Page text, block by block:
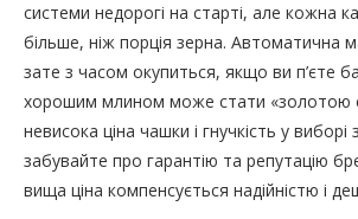
системи недорогі на старті, але кожна
більше, ніж порція зерна. Автоматична
зате з часом окупиться, якщо ви п’єте
хорошим млином може стати «золотою
невисока ціна чашки і гнучкість у виборі
забувайте про гарантію та репутацію
вища ціна компенсується надійністю і